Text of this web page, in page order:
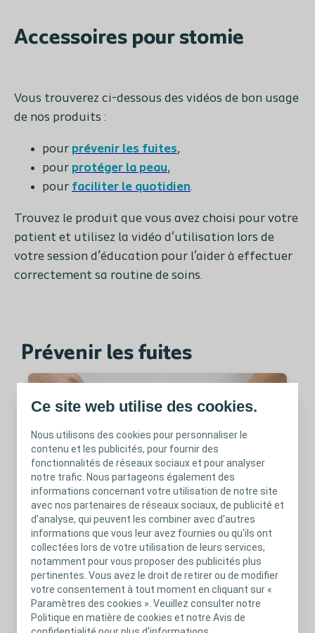
Ce site web utilise des cookies.
Nous utilisons des cookies pour personnaliser le
contenu et les publicités, pour fournir des
fonctionnalités de réseaux sociaux et pour analyser
notre trafic. Nous partageons également des
informations concernant votre utilisation de notre site
avec nos partenaires de réseaux sociaux, de publicité et
d'analyse, qui peuvent les combiner avec d'autres
informations que vous leur avez fournies ou qu'ils ont
collectées lors de votre utilisation de leurs services,
notamment pour vous proposer des publicités plus
pertinentes. Vous avez le droit de retirer ou de modifier
votre consentement à tout moment en cliquant sur «
Paramètres des cookies ». Veuillez consulter notre
Politique en matière de cookies et notre Avis de
Accessoires pour stomie
Vous trouverez ci-dessous des vidéos de bon usage
de nos produits :
pour prévenir les fuites,
pour protéger la peau,
pour faciliter le quotidien.
Trouvez le produit que vous avez choisi pour votre
patient et utilisez la vidéo d'utilisation lors de
votre session d’éducation pour l'aider à effectuer
correctement sa routine de soins.
Prévenir les fuites
Anneau protecteur convexe Brava®